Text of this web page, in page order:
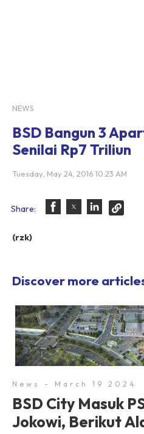
NEWS
BSD Bangun 3
Senilai Rp7 Triliun
Tuesday, May 24, 2016 10:23 AM
Share:
(rzk)
Discover more
News - March 19 2024
BSD City Masuk
Jokowi, Berikut